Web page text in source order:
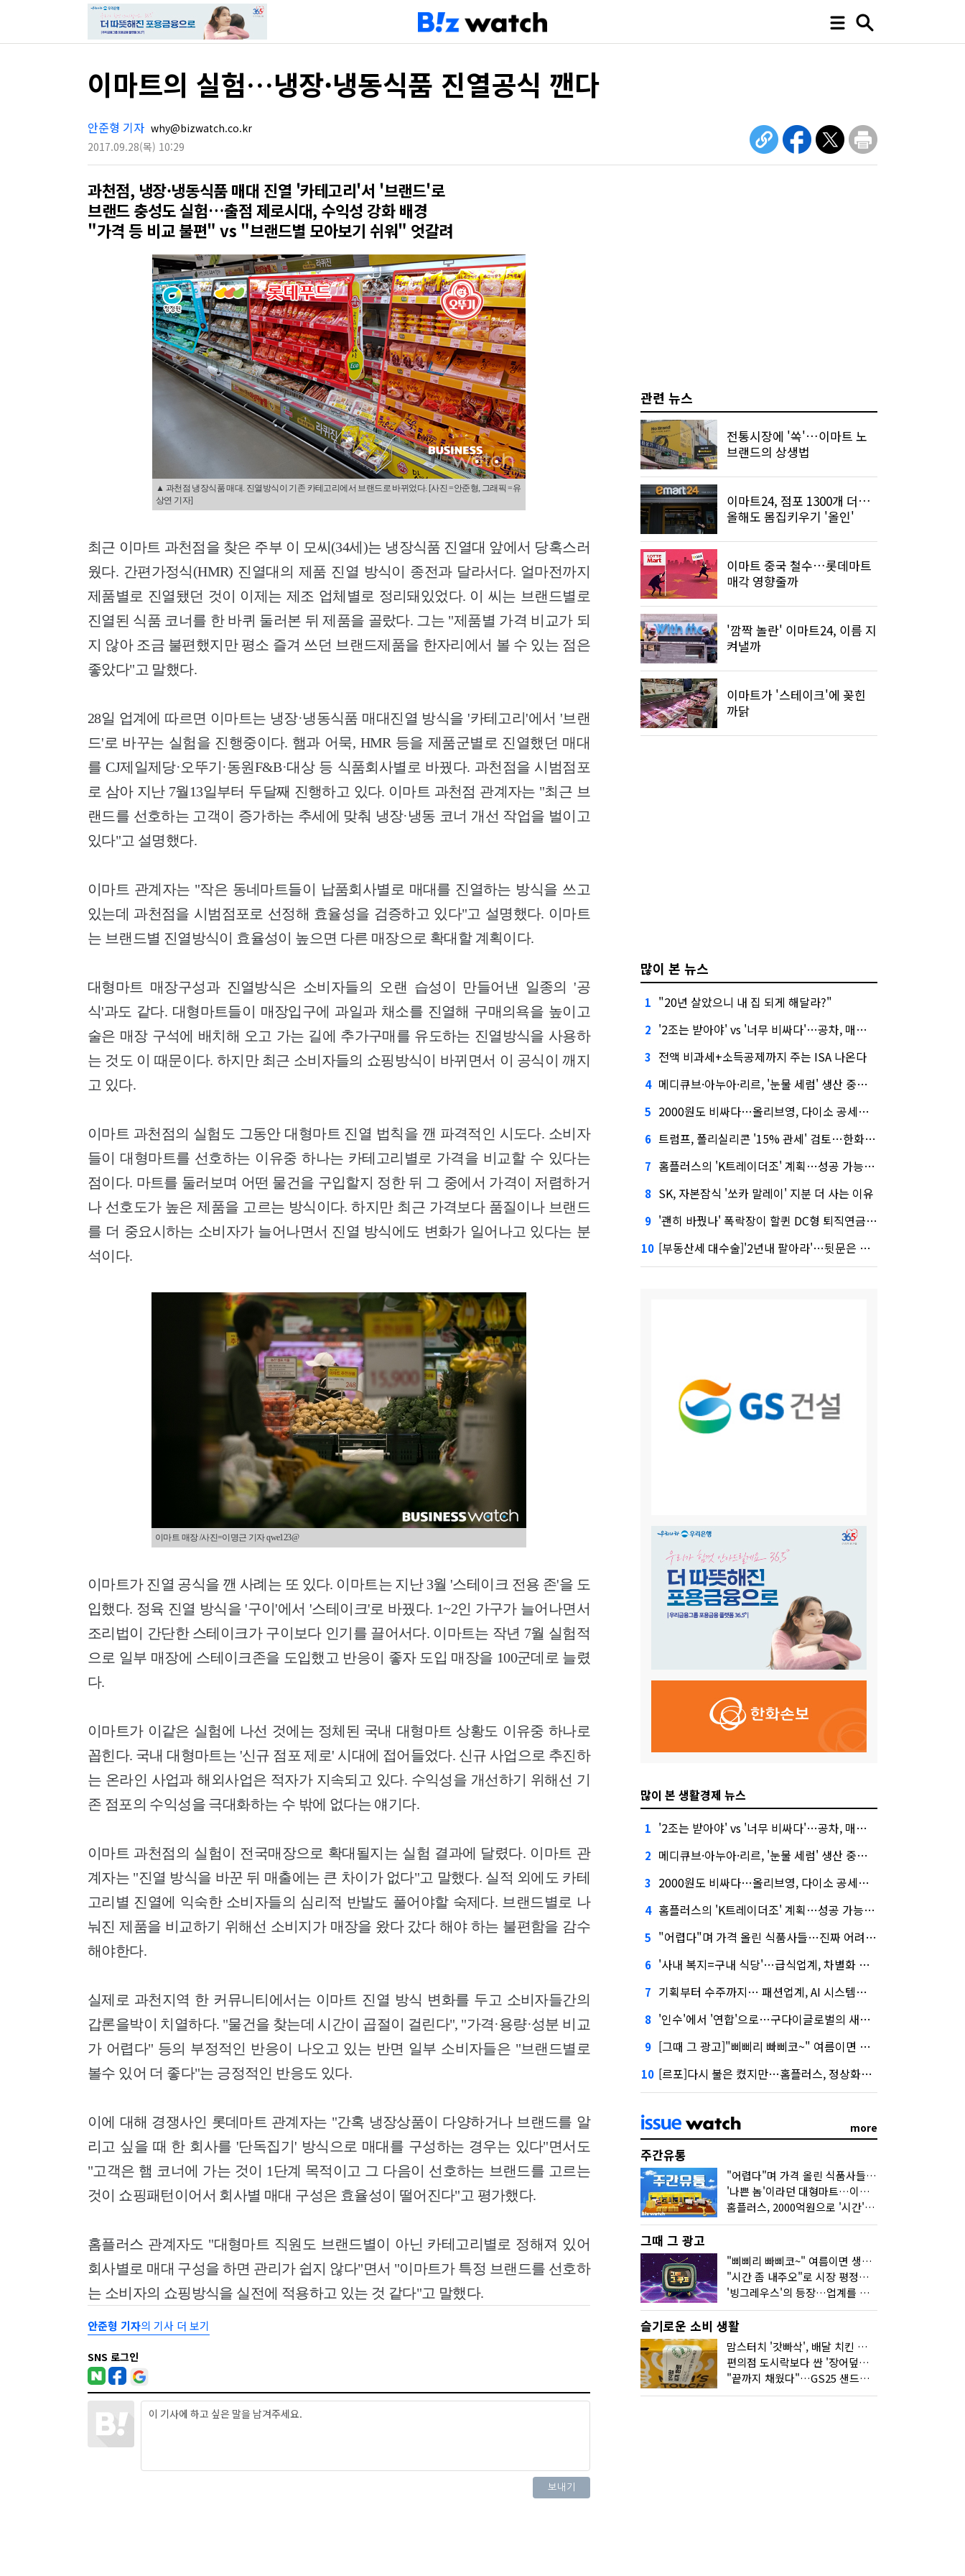
이마트의 실험…냉장·냉동식품 진열공식 깬다
안준형 기자 why@bizwatch.co.kr
2017.09.28(목) 10:29
과천점, 냉장·냉동식품 매대 진열 '카테고리'서 '브랜드'로
브랜드 충성도 실험…출점 제로시대, 수익성 강화 배경
"가격 등 비교 불편" vs "브랜드별 모아보기 쉬워" 엇갈려
▲ 과천점 냉장식품 매대. 진열방식이 기존 카테고리에서 브랜드로 바뀌었다. [사진 =안준형, 그래픽 =유
상연 기자]
최근 이마트 과천점을 찾은 주부 이 모씨(34세)는 냉장식품 진열대 앞에서 당혹스러
웠다. 간편가정식(HMR) 진열대의 제품 진열 방식이 종전과 달라서다. 얼마전까지
제품별로 진열됐던 것이 이제는 제조 업체별로 정리돼있었다. 이 씨는 브랜드별로
진열된 식품 코너를 한 바퀴 둘러본 뒤 제품을 골랐다. 그는 "제품별 가격 비교가 되
지 않아 조금 불편했지만 평소 즐겨 쓰던 브랜드제품을 한자리에서 볼 수 있는 점은
좋았다"고 말했다.
28일 업계에 따르면 이마트는 냉장·냉동식품 매대진열 방식을 '카테고리'에서 '브랜
드'로 바꾸는 실험을 진행중이다. 햄과 어묵, HMR 등을 제품군별로 진열했던 매대
를 CJ제일제당·오뚜기·동원F&B·대상 등 식품회사별로 바꿨다. 과천점을 시범점포
로 삼아 지난 7월13일부터 두달째 진행하고 있다. 이마트 과천점 관계자는 "최근 브
랜드를 선호하는 고객이 증가하는 추세에 맞춰 냉장·냉동 코너 개선 작업을 벌이고
있다"고 설명했다.
이마트 관계자는 "작은 동네마트들이 납품회사별로 매대를 진열하는 방식을 쓰고
있는데 과천점을 시범점포로 선정해 효율성을 검증하고 있다"고 설명했다. 이마트
는 브랜드별 진열방식이 효율성이 높으면 다른 매장으로 확대할 계획이다.
대형마트 매장구성과 진열방식은 소비자들의 오랜 습성이 만들어낸 일종의 '공
식'과도 같다. 대형마트들이 매장입구에 과일과 채소를 진열해 구매의욕을 높이고
술은 매장 구석에 배치해 오고 가는 길에 추가구매를 유도하는 진열방식을 사용하
는 것도 이 때문이다. 하지만 최근 소비자들의 쇼핑방식이 바뀌면서 이 공식이 깨지
고 있다.
이마트 과천점의 실험도 그동안 대형마트 진열 법칙을 깬 파격적인 시도다. 소비자
들이 대형마트를 선호하는 이유중 하나는 카테고리별로 가격을 비교할 수 있다는
점이다. 마트를 둘러보며 어떤 물건을 구입할지 정한 뒤 그 중에서 가격이 저렴하거
나 선호도가 높은 제품을 고르는 방식이다. 하지만 최근 가격보다 품질이나 브랜드
를 더 중요시하는 소비자가 늘어나면서 진열 방식에도 변화가 일어나고 있다는 분
석이다.
이마트 매장 /사진=이명근 기자 qwe123@
이마트가 진열 공식을 깬 사례는 또 있다. 이마트는 지난 3월 '스테이크 전용 존'을 도
입했다. 정육 진열 방식을 '구이'에서 '스테이크'로 바꿨다. 1~2인 가구가 늘어나면서
조리법이 간단한 스테이크가 구이보다 인기를 끌어서다. 이마트는 작년 7월 실험적
으로 일부 매장에 스테이크존을 도입했고 반응이 좋자 도입 매장을 100군데로 늘렸
다.
이마트가 이같은 실험에 나선 것에는 정체된 국내 대형마트 상황도 이유중 하나로
꼽힌다. 국내 대형마트는 '신규 점포 제로' 시대에 접어들었다. 신규 사업으로 추진하
는 온라인 사업과 해외사업은 적자가 지속되고 있다. 수익성을 개선하기 위해선 기
존 점포의 수익성을 극대화하는 수 밖에 없다는 얘기다.
이마트 과천점의 실험이 전국매장으로 확대될지는 실험 결과에 달렸다. 이마트 관
계자는 "진열 방식을 바꾼 뒤 매출에는 큰 차이가 없다"고 말했다. 실적 외에도 카테
고리별 진열에 익숙한 소비자들의 심리적 반발도 풀어야할 숙제다. 브랜드별로 나
눠진 제품을 비교하기 위해선 소비지가 매장을 왔다 갔다 해야 하는 불편함을 감수
해야한다.
실제로 과천지역 한 커뮤니티에서는 이마트 진열 방식 변화를 두고 소비자들간의
갑론을박이 치열하다. "물건을 찾는데 시간이 곱절이 걸린다", "가격·용량·성분 비교
가 어렵다" 등의 부정적인 반응이 나오고 있는 반면 일부 소비자들은 "브랜드별로
볼수 있어 더 좋다"는 긍정적인 반응도 있다.
이에 대해 경쟁사인 롯데마트 관계자는 "간혹 냉장상품이 다양하거나 브랜드를 알
리고 싶을 때 한 회사를 '단독집기' 방식으로 매대를 구성하는 경우는 있다"면서도
"고객은 햄 코너에 가는 것이 1단계 목적이고 그 다음이 선호하는 브랜드를 고르는
것이 쇼핑패턴이어서 회사별 매대 구성은 효율성이 떨어진다"고 평가했다.
홈플러스 관계자도 "대형마트 직원도 브랜드별이 아닌 카테고리별로 정해져 있어
회사별로 매대 구성을 하면 관리가 쉽지 않다"면서 "이마트가 특정 브랜드를 선호하
는 소비자의 쇼핑방식을 실전에 적용하고 있는 것 같다"고 말했다.
안준형 기자의 기사 더 보기
SNS 로그인
관련 뉴스
전통시장에 '쏙'…이마트 노
브랜드의 상생법
이마트24, 점포 1300개 더…
올해도 몸집키우기 '올인'
이마트 중국 철수…롯데마트
매각 영향줄까
'깜짝 놀란' 이마트24, 이름 지
켜낼까
이마트가 '스테이크'에 꽂힌
까닭
많이 본 뉴스
1 "20년 살았으니 내 집 되게 해달라?"
2 '2조는 받아야' vs '너무 비싸다'…공차, 매각 성공할까
3 전액 비과세+소득공제까지 주는 ISA 나온다
4 메디큐브·아누아·리르, '눈물 세럼' 생산 중단한다
5 2000원도 비싸다…올리브영, 다이소 공세에 '가성비'로 맞불
6 트럼프, 폴리실리콘 '15% 관세' 검토…한화큐셀·OCI 영향은?
7 홈플러스의 'K트레이더조' 계획…성공 가능성은 '글쎄'
8 SK, 자본잠식 '쏘카 말레이' 지분 더 사는 이유
9 '괜히 바꿨나' 폭락장이 할퀸 DC형 퇴직연금…전문가 조언은
10 [부동산세 대수술]'2년내 팔아라'…뒷문은 열었다
많이 본 생활경제 뉴스
1 '2조는 받아야' vs '너무 비싸다'…공차, 매각 성공할까
2 메디큐브·아누아·리르, '눈물 세럼' 생산 중단한다
3 2000원도 비싸다…올리브영, 다이소 공세에 '가성비'로 맞불
4 홈플러스의 'K트레이더조' 계획…성공 가능성은 '글쎄'
5 "어렵다"며 가격 올린 식품사들…진짜 어려운 거 맞아?
6 '사내 복지=구내 식당'…급식업계, 차별화 경쟁 본격화
7 기획부터 수주까지… 패션업계, AI 시스템화 박차
8 '인수'에서 '연합'으로…구다이글로벌의 새로운 투자법
9 [그때 그 광고]"삐삐리 빠삐코~" 여름이면 생각나는 그 노래
10 [르포]다시 불은 켰지만…홈플러스, 정상화까진 '까마득'
more
주간유통
"어렵다"며 가격 올린 식품사들…진짜 어려운 거 맞아?
'나쁜 놈'이라던 대형마트…이젠 '불쌍한 놈' 됐다
홈플러스, 2000억원으로 '시간'을 샀다
그때 그 광고
"삐삐리 빠삐코~" 여름이면 생각나는 그 노래
"시간 좀 내주오"로 시장 평정한 하이마트
'빙그레우스'의 등장…업계를 흔든 '세계관' 마케팅
슬기로운 소비 생활
맘스터치 '갓빠삭', 배달 치킨 선입견을 바꿨다
편의점 도시락보다 싼 '장어덮밥'…오뚜기가 해냈다
"끝까지 채웠다"…GS25 샌드위치의 달라진 '속'사정